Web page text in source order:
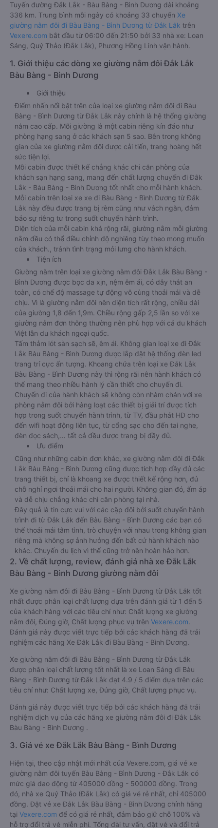
Tuyến đường Đắk Lắk - Bàu Bàng - Bình Dương dài khoảng
336 km. Trung bình mỗi ngày có khoảng 33 chuyến Xe
giường nằm đôi đi Bàu Bàng - Bình Dương từ Đắk Lắk trên
Vexere.com bắt đầu từ 06:00 đến 21:50 bởi 33 nhà xe: Loan
Sáng, Quý Thảo (Đắk Lắk), Phương Hồng Linh vận hành.
1. Giới thiệu các dòng xe giường nằm đôi Đắk Lắk
Bàu Bàng - Bình Dương
Giới thiệu
Điểm nhấn nổi bật trên của loại xe giường nằm đôi đi Bàu
Bàng - Bình Dương từ Đắk Lắk này chính là hệ thống giường
nằm cao cấp. Mỗi giường là một cabin riêng kín đáo như
phòng hạng sang ở các khách sạn 5 sao. Bên trong không
gian của xe giường nằm đôi được cải tiến, trang hoàng hết
sức tiện lợi.
Mỗi cabin được thiết kế chẳng khác chi căn phòng của
khách sạn hạng sang, mang đến chất lượng chuyến đi Đắk
Lắk - Bàu Bàng - Bình Dương tốt nhất cho mỗi hành khách.
Mỗi cabin trên loại xe xe đi Bàu Bàng - Bình Dương từ Đắk
Lắk này đều được trang bị rèm cũng như vách ngăn, đảm
bảo sự riêng tư trong suốt chuyến hành trình.
Diện tích của mỗi cabin khá rộng rãi, giường nằm mỗi giường
nằm đều có thể điều chỉnh độ nghiêng tùy theo mong muốn
của khách., tránh tình trạng mỏi lưng cho hành khách.
Tiện ích
Giường nằm trên loại xe giường nằm đôi Đắk Lắk Bàu Bàng -
Bình Dương được bọc da xịn, nệm êm ái, có dây thắt an
toàn, có chế độ massage tự động vô cùng thoải mái và dễ
chịu. Vì là giường nằm đôi nên diện tích rất rộng, chiều dài
của giường 1,8 đến 1,9m. Chiều rộng gấp 2,5 lần so với xe
giường nằm đơn thông thường nên phù hợp với cả du khách
Việt lẫn du khách ngoại quốc.
Tấm thảm lót sàn sạch sẽ, êm ái. Không gian loại xe đi Đắk
Lắk Bàu Bàng - Bình Dương được lắp đặt hệ thống đèn led
trang trí cực ấn tượng. Khoang chứa trên loại xe Đắk Lắk
Bàu Bàng - Bình Dương này thì rộng rãi nên hành khách có
thể mang theo nhiều hành lý cần thiết cho chuyến đi.
Chuyến đi của hành khách sẽ không còn nhàm chán với xe
phòng nằm đôi bởi hàng loạt các thiết bị giải trí được tích
hợp trong suốt chuyến hành trình, từ TV, đầu phát HD cho
đến wifi hoạt động liên tục, từ cổng sạc cho đến tai nghe,
đèn đọc sách,… tất cả đều được trang bị đầy đủ.
Ưu điểm
Cũng như những cabin đơn khác, xe giường nằm đôi đi Đắk
Lắk Bàu Bàng - Bình Dương cũng được tích hợp đầy đủ các
trang thiết bị, chỉ là khoang xe được thiết kế rộng hơn, đủ
chỗ nghỉ ngơi thoải mái cho hai người. Không gian đó, ấm áp
và dễ chịu chẳng khác chi căn phòng tại nhà.
Đây quả là tin cực vui với các cặp đôi bởi suốt chuyến hành
trình đi từ Đắk Lắk đến Bàu Bàng - Bình Dương các bạn có
thể thoải mái tâm tình, trò chuyện với nhau trong không gian
riêng mà không sợ ảnh hưởng đến bất cứ hành khách nào
khác. Chuyến du lịch vì thế cũng trở nên hoàn hảo hơn.
2. Về chất lượng, review, đánh giá nhà xe Đắk Lắk
Bàu Bàng - Bình Dương giường nằm đôi
Xe giường nằm đôi đi Bàu Bàng - Bình Dương từ Đắk Lắk tốt
nhất được phân loại chất lượng dựa trên đánh giá từ 1 đến 5
của khách hàng với các tiêu chí như: Chất lượng xe giường
nằm đôi, Đúng giờ, Chất lượng phục vụ trên Vexere.com.
Đánh giá này được viết trực tiếp bởi các khách hàng đã trải
nghiệm các hãng Xe Đắk Lắk đi Bàu Bàng - Bình Dương.
Xe giường nằm đôi đi Bàu Bàng - Bình Dương từ Đắk Lắk
được phân loại chất lượng tốt nhất là xe Loan Sáng đi Bàu
Bàng - Bình Dương từ Đắk Lắk đạt 4.9 / 5 điểm dựa trên các
tiêu chí như: Chất lượng xe, Đúng giờ, Chất lượng phục vụ.
Đánh giá này được viết trực tiếp bởi các khách hàng đã trải
nghiệm dịch vụ của các hãng xe giường nằm đôi đi Đắk Lắk
Bàu Bàng - Bình Dương .
3. Giá vé xe Đắk Lắk Bàu Bàng - Bình Dương
Hiện tại, theo cập nhật mới nhất của Vexere.com, giá vé xe
giường nằm đôi tuyến Bàu Bàng - Bình Dương - Đắk Lắk có
mức giá dao động từ 405000 đồng - 500000 đồng. Trong
đó, nhà xe Quý Thảo (Đắk Lắk) có giá vé rẻ nhất, chỉ 405000
đồng. Đặt vé xe Đắk Lắk Bàu Bàng - Bình Dương chính hãng
tại Vexere.com để có giá rẻ nhất, đảm bảo giữ chỗ 100% và
hỗ trợ đổi trả vé miễn phí. Tổng đài tư vấn, đặt vé và đổi trả